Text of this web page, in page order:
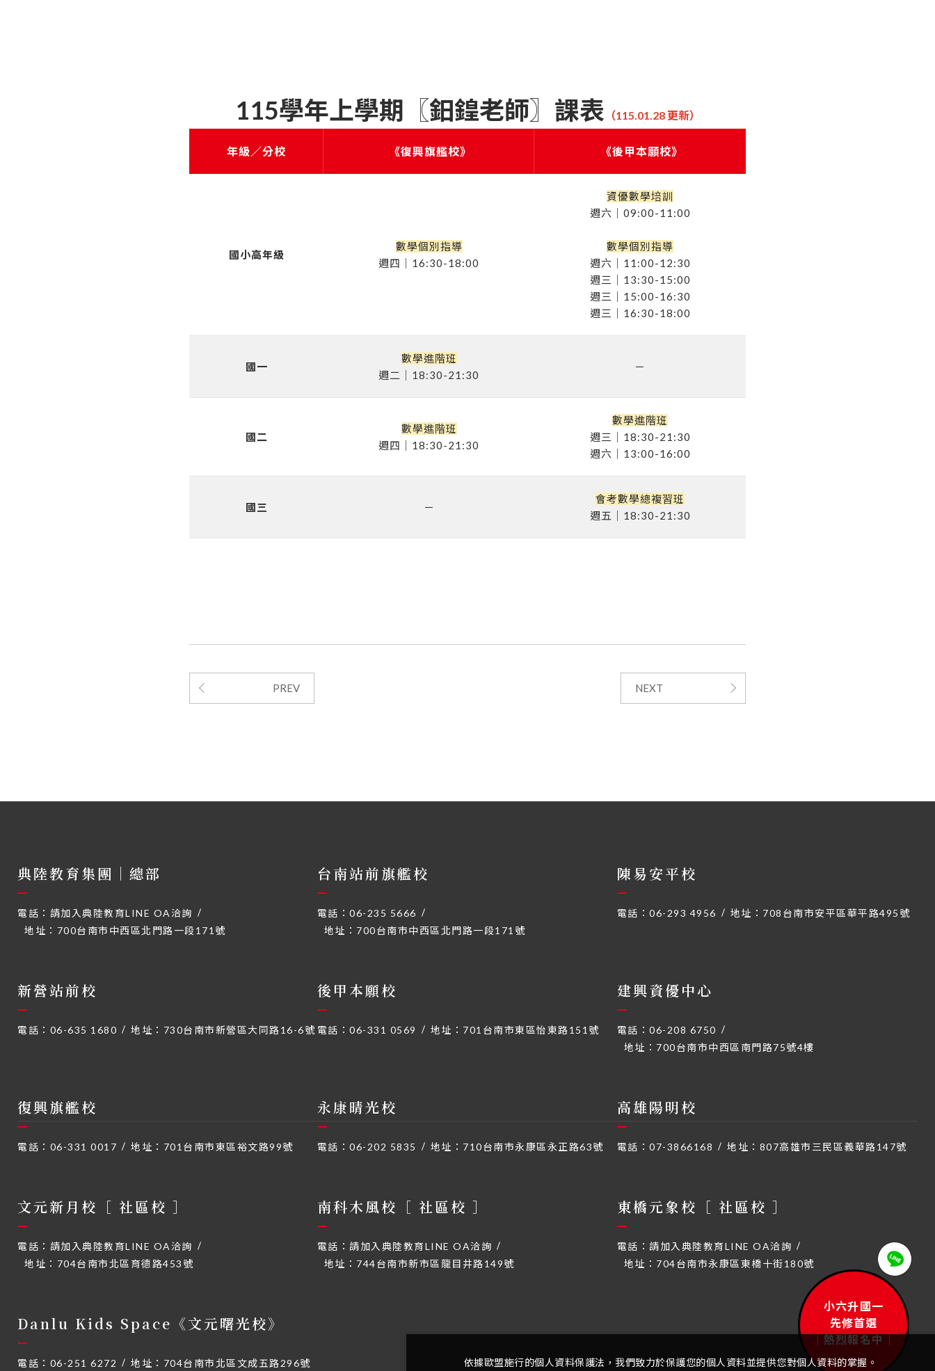
115學年上學期〖鈤鍠老師〗課表 （115.01.28 更新）
年級／分校 《復興旗艦校》 《後甲本願校》
國小高年級
數學個別指導
週四｜16:30-18:00
資優數學培訓
週六｜09:00-11:00
數學個別指導
週六｜11:00-12:30
週三｜13:30-15:00
週三｜15:00-16:30
週三｜16:30-18:00
國一
數學進階班
週二｜18:30-21:30
－
國二
數學進階班
週四｜18:30-21:30
數學進階班
週三｜18:30-21:30
週六｜13:00-16:00
國三 －
會考數學總複習班
週五｜18:30-21:30
PREV NEXT
典陸教育集團｜總部
電話： 請加入典陸教育LINE OA洽詢
地址： 700台南市中西區北門路一段171號
台南站前旗艦校
電話：06-235 5666
地址： 700台南市中西區北門路一段171號
陳易安平校
電話：06-293 4956 地址： 708台南市安平區華平路495號
新營站前校
電話： 06-635 1680 地址： 730台南市新營區大同路16-6號
後甲本願校
電話：06-331 0569 地址： 701台南市東區怡東路151號
建興資優中心
電話：06-208 6750
地址： 700台南市中西區南門路75號4樓
復興旗艦校
電話： 06-331 0017 地址： 701台南市東區裕文路99號
永康晴光校
電話：06-202 5835 地址： 710台南市永康區永正路63號
高雄陽明校
電話：07-3866168 地址： 807高雄市三民區義華路147號
文元新月校［ 社區校 ］
電話： 請加入典陸教育LINE OA洽詢
地址： 704台南市北區育德路453號
南科木風校［ 社區校 ］
電話： 請加入典陸教育LINE OA洽詢
地址： 744台南市新市區龍目井路149號
東橋元象校［ 社區校 ］
電話： 請加入典陸教育LINE OA洽詢
地址： 704台南市永康區東橋十街180號
Danlu Kids Space《文元曙光校》
電話： 06-251 6272 地址： 704台南市北區文成五路296號
小六升國一
先修首選
｜熱烈報名中｜
依據歐盟施行的個人資料保護法，我們致力於保護您的個人資料並提供您對個人資料的掌握。